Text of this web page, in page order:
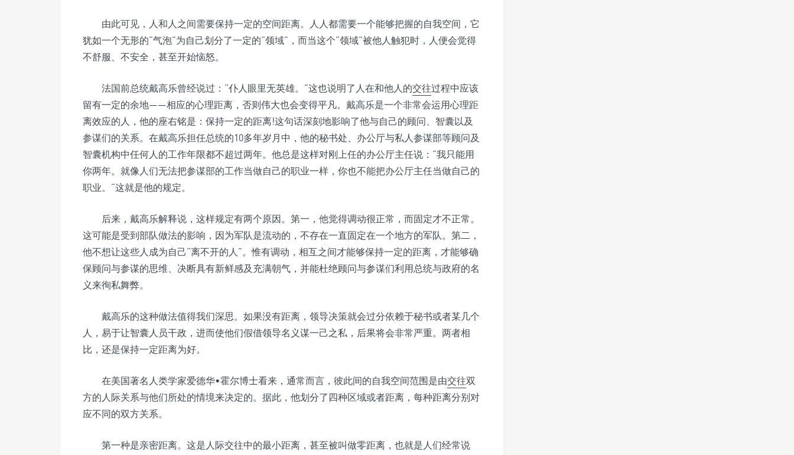
由此可见，人和人之间需要保持一定的空间距离。人人都需要一个能够把握的自我空间，它
犹如一个无形的“气泡”为自己划分了一定的“领域”，而当这个“领域”被他人触犯时，人便会觉得
不舒服、不安全，甚至开始恼怒。
法国前总统戴高乐曾经说过：“仆人眼里无英雄。”这也说明了人在和他人的交往过程中应该
留有一定的余地——相应的心理距离，否则伟大也会变得平凡。戴高乐是一个非常会运用心理距
离效应的人，他的座右铭是：保持一定的距离!这句话深刻地影响了他与自己的顾问、智囊以及
参谋们的关系。在戴高乐担任总统的10多年岁月中，他的秘书处、办公厅与私人参谋部等顾问及
智囊机构中任何人的工作年限都不超过两年。他总是这样对刚上任的办公厅主任说：“我只能用
你两年。就像人们无法把参谋部的工作当做自己的职业一样，你也不能把办公厅主任当做自己的
职业。”这就是他的规定。
后来，戴高乐解释说，这样规定有两个原因。第一，他觉得调动很正常，而固定才不正常。
这可能是受到部队做法的影响，因为军队是流动的，不存在一直固定在一个地方的军队。第二，
他不想让这些人成为自己“离不开的人”。惟有调动，相互之间才能够保持一定的距离，才能够确
保顾问与参谋的思维、决断具有新鲜感及充满朝气，并能杜绝顾问与参谋们利用总统与政府的名
义来徇私舞弊。
戴高乐的这种做法值得我们深思。如果没有距离，领导决策就会过分依赖于秘书或者某几个
人，易于让智囊人员干政，进而使他们假借领导名义谋一己之私，后果将会非常严重。两者相
比，还是保持一定距离为好。
在美国著名人类学家爱德华•霍尔博士看来，通常而言，彼此间的自我空间范围是由交往双
方的人际关系与他们所处的情境来决定的。据此，他划分了四种区域或者距离，每种距离分别对
应不同的双方关系。
第一种是亲密距离。这是人际交往中的最小距离，甚至被叫做零距离，也就是人们经常说